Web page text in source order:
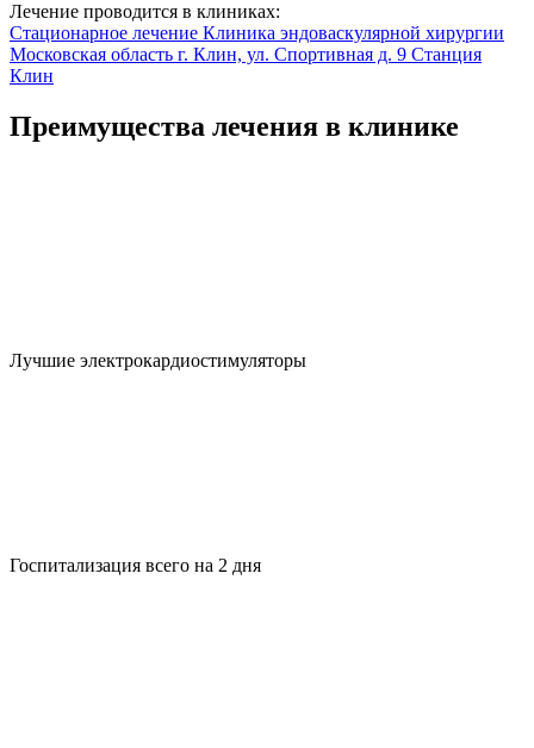
Лечение проводится в клиниках:
Стационарное лечение Клиника эндоваскулярной хирургии
Московская область г. Клин, ул. Спортивная д. 9 Станция
Клин
Преимущества лечения в клинике
Лучшие электрокардиостимуляторы
Госпитализация всего на 2 дня